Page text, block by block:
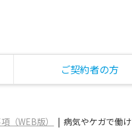
ご契約者の方
（WEB版） 病気やケガで働